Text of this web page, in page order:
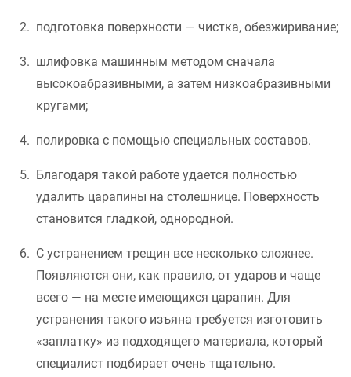
подготовка поверхности — чистка, обезжиривание;
шлифовка машинным методом сначала
высокоабразивными, а затем низкоабразивными
кругами;
полировка с помощью специальных составов.
Благодаря такой работе удается полностью
удалить царапины на столешнице. Поверхность
становится гладкой, однородной.
С устранением трещин все несколько сложнее.
Появляются они, как правило, от ударов и чаще
всего — на месте имеющихся царапин. Для
устранения такого изъяна требуется изготовить
«заплатку» из подходящего материала, который
специалист подбирает очень тщательно.